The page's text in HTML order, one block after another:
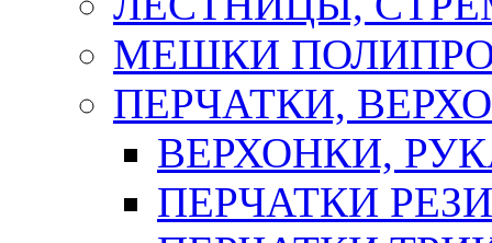
МЕШКИ
ПЕРЧАТКИ,
ВЕРХОНКИ,
ПЕРЧАТКИ